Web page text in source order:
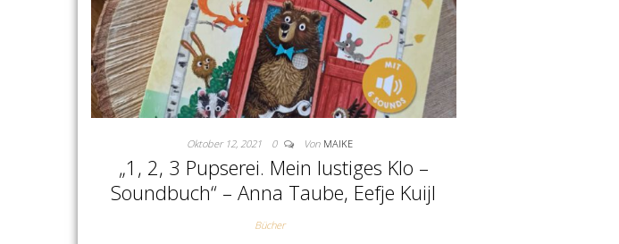
Oktober 12, 2021 0 Von MAIKE
„1, 2, 3 Pupserei. Mein lustiges Klo –
Soundbuch“ – Anna Taube, Eefje Kuijl
Bücher